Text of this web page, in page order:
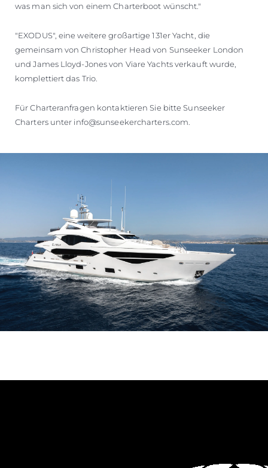
was man sich von einem Charterboot wünscht."
"EXODUS", eine weitere großartige 131er Yacht, die
gemeinsam von Christopher Head von Sunseeker London
und James Lloyd-Jones von Viare Yachts verkauft wurde,
komplettiert das Trio.
Für Charteranfragen kontaktieren Sie bitte Sunseeker
Charters unter info@sunseekercharters.com.